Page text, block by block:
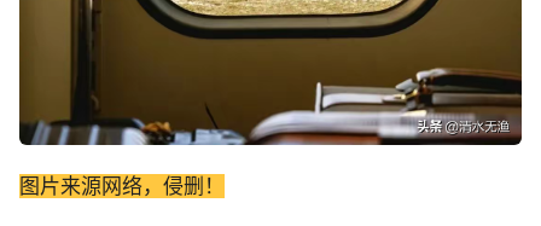
图片来源网络，侵删！